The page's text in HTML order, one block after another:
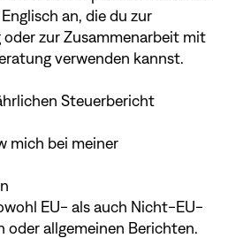
an, die du zur
zur Zusammenarbeit mit
verwenden kannst.
Steuerbericht
mich bei meiner
EU- als auch Nicht-EU-
oder allgemeinen Berichten.